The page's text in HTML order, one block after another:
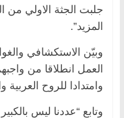
جلبت الجثة الاولي
المزيد”.
وبيّن الاستكشافي
العمل انطلاقا من
وامتدادا للروح العربية
وتابع “عددنا ليس